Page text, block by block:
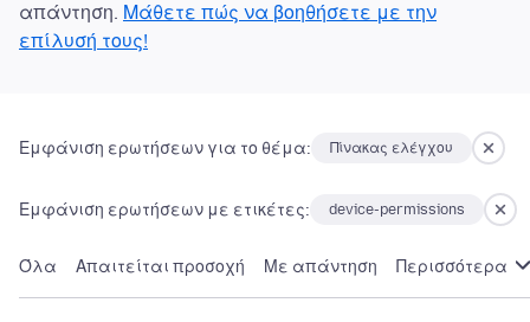
απάντηση. Μάθετε πώς να βοηθήσετε με την
επίλυσή τους!
Εμφάνιση ερωτήσεων για το θέμα: Πίνακας ελέγχου
Εμφάνιση ερωτήσεων με ετικέτες: device-permissions
Όλα Απαιτείται προσοχή Με απάντηση Περισσότερα